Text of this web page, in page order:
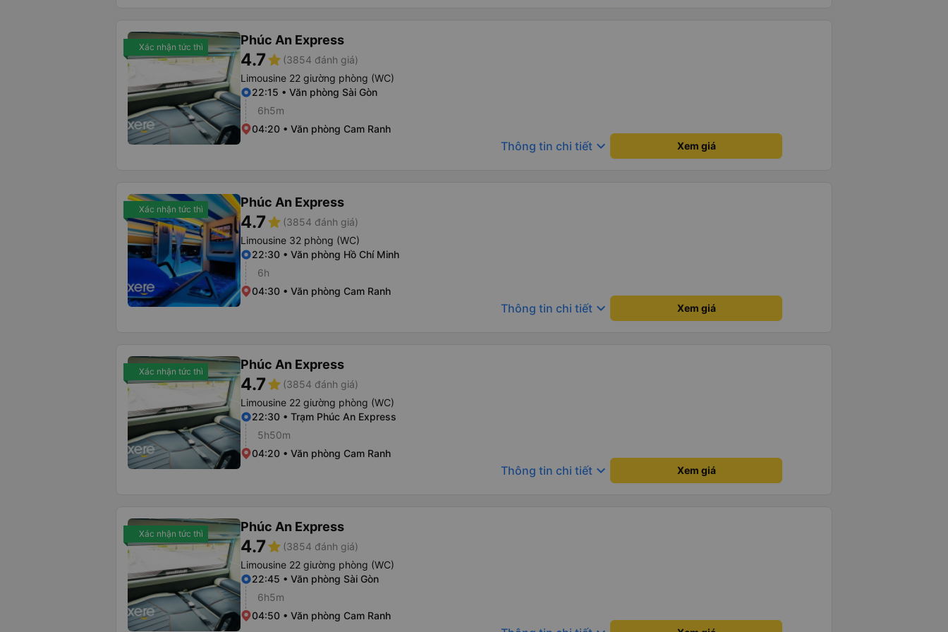
Xác nhận tức thì Phúc An Express
4.7star (3854 đánh giá)
Limousine 22 giường phòng (WC)
22:15 • Văn phòng Sài Gòn
6h5m
04:20 • Văn phòng Cam Ranh
Thông tin chi tiết keyboard_arrow_down Xem giá
Xác nhận tức thì Phúc An Express
4.7star (3854 đánh giá)
Limousine 32 phòng (WC)
22:30 • Văn phòng Hồ Chí Minh
6h
04:30 • Văn phòng Cam Ranh
Thông tin chi tiết keyboard_arrow_down Xem giá
Xác nhận tức thì Phúc An Express
4.7star (3854 đánh giá)
Limousine 22 giường phòng (WC)
22:30 • Trạm Phúc An Express
5h50m
04:20 • Văn phòng Cam Ranh
Thông tin chi tiết keyboard_arrow_down Xem giá
Xác nhận tức thì Phúc An Express
4.7star (3854 đánh giá)
Limousine 22 giường phòng (WC)
22:45 • Văn phòng Sài Gòn
6h5m
04:50 • Văn phòng Cam Ranh